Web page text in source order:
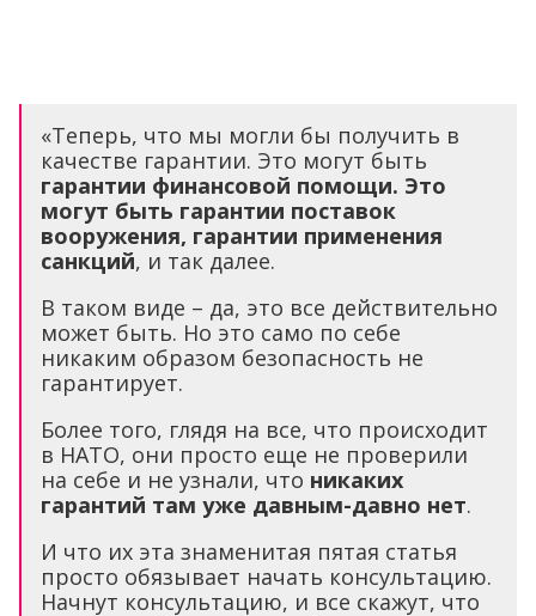
«Теперь, что мы могли бы получить в
качестве гарантии. Это могут быть
гарантии финансовой помощи. Это
могут быть гарантии поставок
вооружения, гарантии применения
санкций, и так далее.
В таком виде – да, это все действительно
может быть. Но это само по себе
никаким образом безопасность не
гарантирует.
Более того, глядя на все, что происходит
в НАТО, они просто еще не проверили
на себе и не узнали, что никаких
гарантий там уже давным-давно нет.
И что их эта знаменитая пятая статья
просто обязывает начать консультацию.
Начнут консультацию, и все скажут, что